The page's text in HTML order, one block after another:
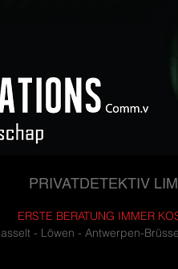
PRIVATDETEKTIV
ERSTE BERATUNG IMMER
- Löwen - Antwerpen-